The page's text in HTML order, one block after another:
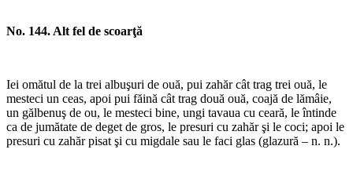
No. 144. Alt fel de scoarţă
Iei omătul de la trei albuşuri de ouă, pui zahăr cât trag trei ouă, le
mesteci un ceas, apoi pui făină cât trag două ouă, coajă de lămâie,
un gălbenuş de ou, le mesteci bine, ungi tavaua cu ceară, le întinde
ca de jumătate de deget de gros, le presuri cu zahăr şi le coci; apoi le
presuri cu zahăr pisat şi cu migdale sau le faci glas (glazură – n. n.).